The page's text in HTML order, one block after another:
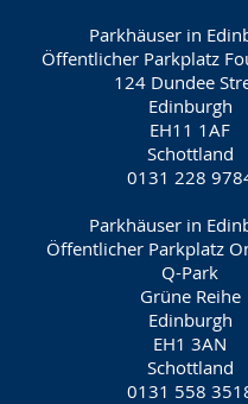
Parkhäuser in
Öffentlicher Parkplatz
124 Dundee
Edinburgh
EH11 1AF
Schottland
0131 228
Parkhäuser in
Öffentlicher Parkplatz
Q-Park
Grüne Reihe
Edinburgh
EH1 3AN
Schottland
0131 558